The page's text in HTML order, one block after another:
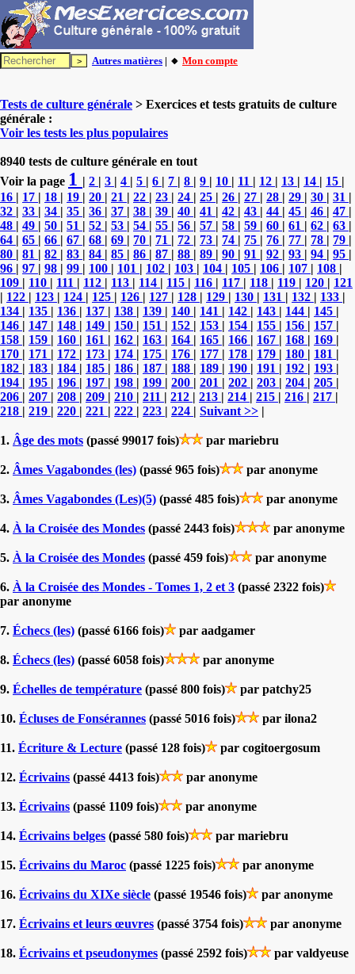
Autres matières | 🔸 Mon compte
Tests de culture générale > Exercices et tests gratuits de culture
générale :
Voir les tests les plus populaires
8940 tests de culture générale en tout
Voir la page 1 | 2 | 3 | 4 | 5 | 6 | 7 | 8 | 9 | 10 | 11 | 12 | 13 | 14 | 15 |
16 | 17 | 18 | 19 | 20 | 21 | 22 | 23 | 24 | 25 | 26 | 27 | 28 | 29 | 30 | 31 |
32 | 33 | 34 | 35 | 36 | 37 | 38 | 39 | 40 | 41 | 42 | 43 | 44 | 45 | 46 | 47 |
48 | 49 | 50 | 51 | 52 | 53 | 54 | 55 | 56 | 57 | 58 | 59 | 60 | 61 | 62 | 63 |
64 | 65 | 66 | 67 | 68 | 69 | 70 | 71 | 72 | 73 | 74 | 75 | 76 | 77 | 78 | 79 |
80 | 81 | 82 | 83 | 84 | 85 | 86 | 87 | 88 | 89 | 90 | 91 | 92 | 93 | 94 | 95 |
96 | 97 | 98 | 99 | 100 | 101 | 102 | 103 | 104 | 105 | 106 | 107 | 108 |
109 | 110 | 111 | 112 | 113 | 114 | 115 | 116 | 117 | 118 | 119 | 120 | 121
| 122 | 123 | 124 | 125 | 126 | 127 | 128 | 129 | 130 | 131 | 132 | 133 |
134 | 135 | 136 | 137 | 138 | 139 | 140 | 141 | 142 | 143 | 144 | 145 |
146 | 147 | 148 | 149 | 150 | 151 | 152 | 153 | 154 | 155 | 156 | 157 |
158 | 159 | 160 | 161 | 162 | 163 | 164 | 165 | 166 | 167 | 168 | 169 |
170 | 171 | 172 | 173 | 174 | 175 | 176 | 177 | 178 | 179 | 180 | 181 |
182 | 183 | 184 | 185 | 186 | 187 | 188 | 189 | 190 | 191 | 192 | 193 |
194 | 195 | 196 | 197 | 198 | 199 | 200 | 201 | 202 | 203 | 204 | 205 |
206 | 207 | 208 | 209 | 210 | 211 | 212 | 213 | 214 | 215 | 216 | 217 |
218 | 219 | 220 | 221 | 222 | 223 | 224 | Suivant >> |
1. Âge des mots (passé 99017 fois) par mariebru
2. Âmes Vagabondes (les) (passé 965 fois) par anonyme
3. Âmes Vagabondes (Les)(5) (passé 485 fois) par anonyme
4. À la Croisée des Mondes (passé 2443 fois) par anonyme
5. À la Croisée des Mondes (passé 459 fois) par anonyme
6. À la Croisée des Mondes - Tomes 1, 2 et 3 (passé 2322 fois)
par anonyme
7. Échecs (les) (passé 6166 fois) par aadgamer
8. Échecs (les) (passé 6058 fois) par anonyme
9. Échelles de température (passé 800 fois) par patchy25
10. Écluses de Fonsérannes (passé 5016 fois) par ilona2
11. Écriture & Lecture (passé 128 fois) par cogitoergosum
12. Écrivains (passé 4413 fois) par anonyme
13. Écrivains (passé 1109 fois) par anonyme
14. Écrivains belges (passé 580 fois) par mariebru
15. Écrivains du Maroc (passé 1225 fois) par anonyme
16. Écrivains du XIXe siècle (passé 19546 fois) par anonyme
17. Écrivains et leurs œuvres (passé 3754 fois) par anonyme
18. Écrivains et pseudonymes (passé 2592 fois) par valdyeuse